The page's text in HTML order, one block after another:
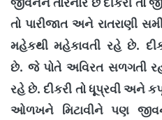
જીવનને તારનાર છે દીકરી તો
તો પારીજાત અને રાતરાણી
મહેકથી મહેકાવતી રહે છે.
છે. જે પોતે અવિરત સળગતી
રહે છે.દીકરી તો ધૂપ્રવી અને
ઓળખને મિટાવીને પણ